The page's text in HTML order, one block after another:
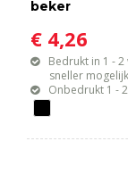
beker
€ 4,26
Bedrukt in 1 - 2
sneller mogelijk
Onbedrukt 1 -